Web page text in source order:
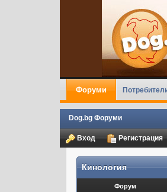
Форуми
Dog.bg Форуми
Вход Регистрация
Кинология
Форум